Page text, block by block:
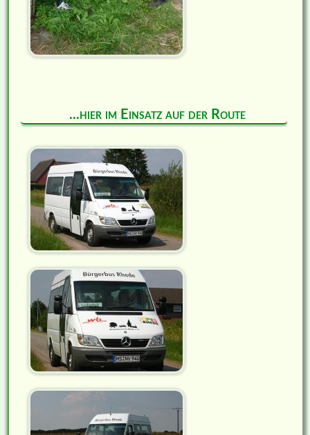
...hier im Einsatz auf der Route